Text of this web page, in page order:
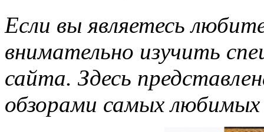
Если вы являетесь
внимательно изучить
сайта. Здесь
обзорами самых